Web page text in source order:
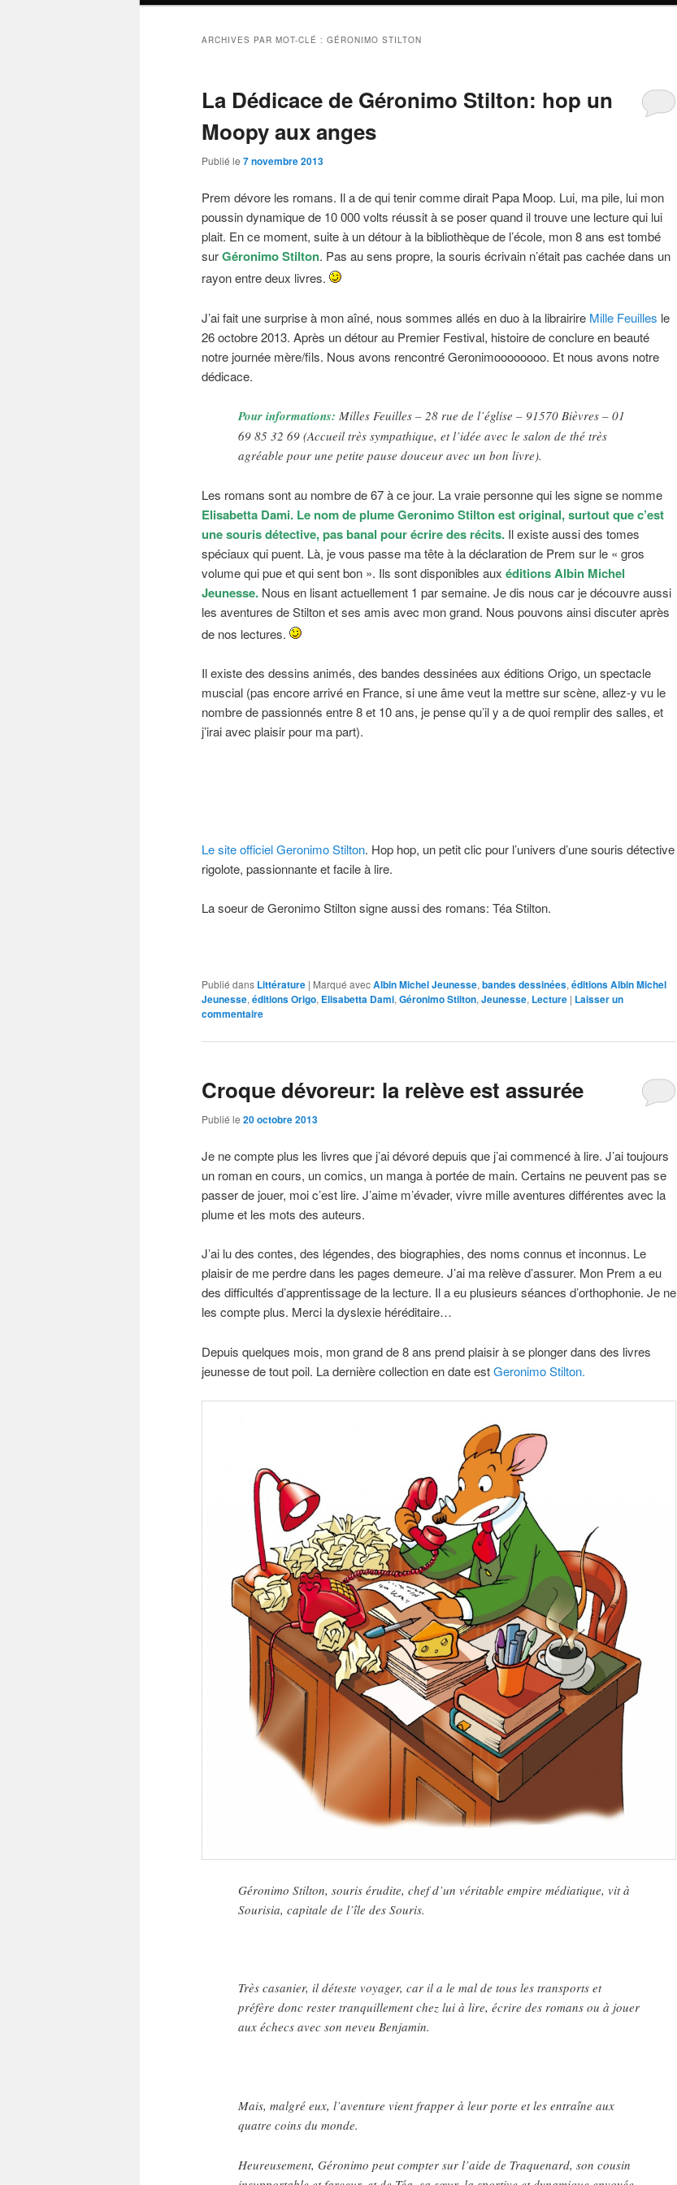
ARCHIVES PAR MOT-CLÉ : GÉRONIMO STILTON
La Dédicace de Géronimo Stilton: hop un
Moopy aux anges
Publié le 7 novembre 2013
Prem dévore les romans. Il a de qui tenir comme dirait Papa Moop. Lui, ma pile, lui mon
poussin dynamique de 10 000 volts réussit à se poser quand il trouve une lecture qui lui
plait. En ce moment, suite à un détour à la bibliothèque de l’école, mon 8 ans est tombé
surGéronimo Stilton. Pas au sens propre, la souris écrivain n’était pas cachée dans un
rayon entre deux livres.
J’ai fait une surprise à mon aîné, nous sommes allés en duo à la librairire Mille Feuilles le
26 octobre 2013. Après un détour au Premier Festival, histoire de conclure en beauté
notre journée mère/fils. Nous avons rencontré Geronimoooooooo. Et nous avons notre
dédicace.
Pour informations: Milles Feuilles – 28 rue de l’église – 91570 Bièvres – 01
69 85 32 69 (Accueil très sympathique, et l’idée avec le salon de thé très
agréable pour une petite pause douceur avec un bon livre).
Les romans sont au nombre de 67 à ce jour. La vraie personne qui les signe se nomme
Elisabetta Dami. Le nom de plume Geronimo Stilton est original, surtout que c’est
une souris détective, pas banal pour écrire des récits. Il existe aussi des tomes
spéciaux qui puent. Là, je vous passe ma tête à la déclaration de Prem sur le « gros
volume qui pue et qui sent bon ». Ils sont disponibles aux éditions Albin Michel
Jeunesse. Nous en lisant actuellement 1 par semaine. Je dis nous car je découvre aussi
les aventures de Stilton et ses amis avec mon grand. Nous pouvons ainsi discuter après
de nos lectures.
Il existe des dessins animés, des bandes dessinées aux éditions Origo, un spectacle
muscial (pas encore arrivé en France, si une âme veut la mettre sur scène, allez-y vu le
nombre de passionnés entre 8 et 10 ans, je pense qu’il y a de quoi remplir des salles, et
j’irai avec plaisir pour ma part).
Le site officiel Geronimo Stilton. Hop hop, un petit clic pour l’univers d’une souris détective
rigolote, passionnante et facile à lire.
La soeur de Geronimo Stilton signe aussi des romans: Téa Stilton.
Publié dans Littérature | Marqué avecAlbin Michel Jeunesse, bandes dessinées, éditions Albin Michel
Jeunesse, éditions Origo, Elisabetta Dami, Géronimo Stilton, Jeunesse, Lecture | Laisser un
commentaire
Croque dévoreur: la relève est assurée
Publié le 20 octobre 2013
Je ne compte plus les livres que j’ai dévoré depuis que j’ai commencé à lire. J’ai toujours
un roman en cours, un comics, un manga à portée de main. Certains ne peuvent pas se
passer de jouer, moi c’est lire. J’aime m’évader, vivre mille aventures différentes avec la
plume et les mots des auteurs.
J’ai lu des contes, des légendes, des biographies, des noms connus et inconnus. Le
plaisir de me perdre dans les pages demeure. J’ai ma relève d’assurer. Mon Prem a eu
des difficultés d’apprentissage de la lecture. Il a eu plusieurs séances d’orthophonie. Je ne
les compte plus. Merci la dyslexie héréditaire…
Depuis quelques mois, mon grand de 8 ans prend plaisir à se plonger dans des livres
jeunesse de tout poil. La dernière collection en date estGeronimo Stilton.
Géronimo Stilton, souris érudite, chef d’un véritable empire médiatique, vit à
Sourisia, capitale de l’île des Souris.
Très casanier, il déteste voyager, car il a le mal de tous les transports et
préfère donc rester tranquillement chez lui à lire, écrire des romans ou à jouer
aux échecs avec son neveu Benjamin.
Mais, malgré eux, l’aventure vient frapper à leur porte et les entraîne aux
quatre coins du monde.
Heureusement, Géronimo peut compter sur l’aide de Traquenard, son cousin